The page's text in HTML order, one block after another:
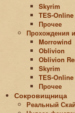
Skyrim
TES-Online
Прочее
Прохождения
Morrowind
Oblivion
Oblivion
Skyrim
TES-Online
Прочее
Сокровищница
Реальный